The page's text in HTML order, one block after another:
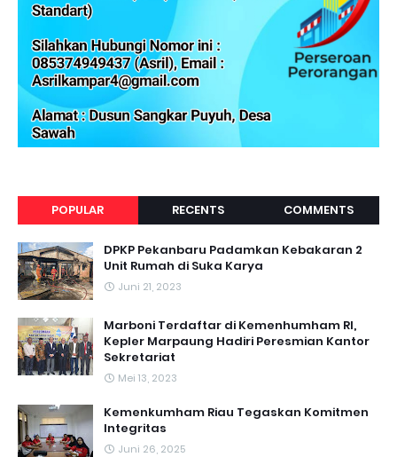
POPULAR RECENTS COMMENTS
DPKP Pekanbaru Padamkan Kebakaran 2
Unit Rumah di Suka Karya
Juni 21, 2023
Marboni Terdaftar di Kemenhumham RI,
Kepler Marpaung Hadiri Peresmian Kantor
Sekretariat
Mei 13, 2023
‎Kemenkumham Riau Tegaskan Komitmen
Integritas
Juni 26, 2025